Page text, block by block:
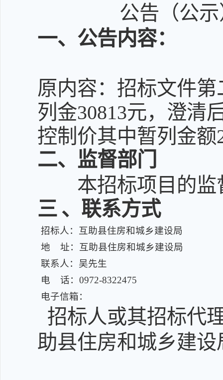
公告（公
一、公告内容：
原内容：招标文件
列金30813元，澄清
控制价其中暂列金额
二、监督部门
本招标项目的
三 、联系方式
招标人：互助县住房和城乡建设局
地 址：互助县住房和城乡建设局
联系人：吴先生
电 话：0972-8322475
电子信箱：
招标人或其招标代
助县住房和城乡建设